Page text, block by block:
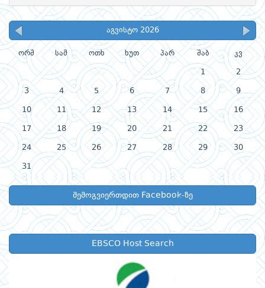
აგვისტო 2026
ორშ სამ ოთხ ხუთ პარ შაბ კვ
1 2
3 4 5 6 7 8 9
10 11 12 13 14 15 16
17 18 19 20 21 22 23
24 25 26 27 28 29 30
31
შემოგვიერთდით Facebook-ზე
EBSCO Host Search